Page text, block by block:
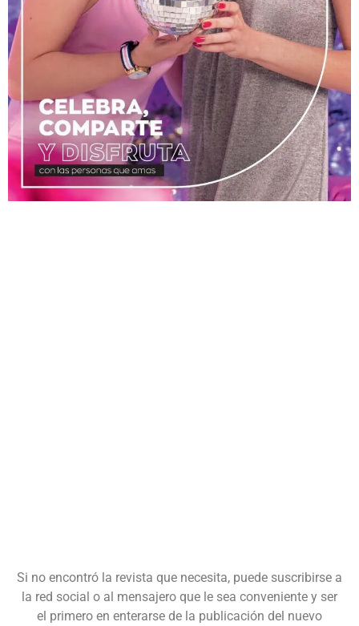
Si no encontró la revista que necesita, puede suscribirse a
la red social o al mensajero que le sea conveniente y ser
el primero en enterarse de la publicación del nuevo